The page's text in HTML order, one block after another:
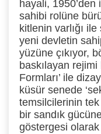
hayali,
sahibi rolüne
kitlenin varlığı
yeni devletin
yüzüne çıkıyor,
baskılayan
Formları’ ile
küsür senede
temsilcilerinin tek
bir sandık
göstergesi